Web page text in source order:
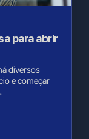
para abrir
diversos
e começar